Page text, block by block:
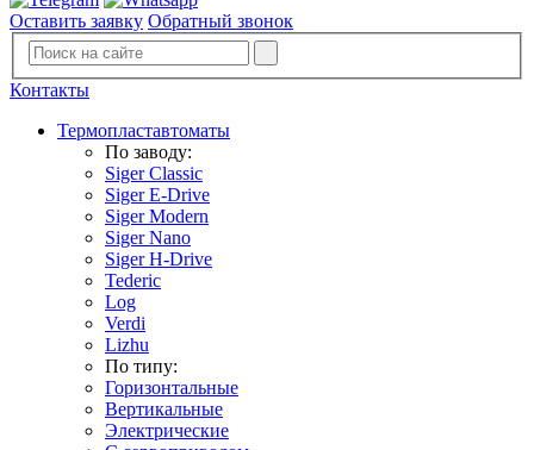
Оставить заявку Обратный звонок
Контакты
Термопластавтоматы
По заводу:
Siger Classic
Siger E-Drive
Siger Modern
Siger Nano
Siger H-Drive
Tederic
Log
Verdi
Lizhu
По типу:
Горизонтальные
Вертикальные
Электрические